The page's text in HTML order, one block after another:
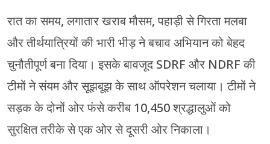
रात का समय, लगातार खराब मौसम, पहाड़ी से गिरता मलबा
और तीर्थयात्रियों की भारी भीड़ ने बचाव अभियान को बेहद
चुनौतीपूर्ण बना दिया। इसके बावजूद SDRF और NDRF की
टीमों ने संयम और सूझबूझ के साथ ऑपरेशन चलाया। टीमों ने
सड़क के दोनों ओर फंसे करीब 10,450 श्रद्धालुओं को
सुरक्षित तरीके से एक ओर से दूसरी ओर निकाला।